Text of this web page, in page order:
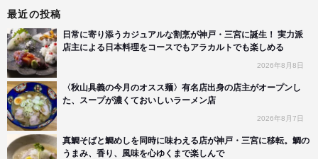
最近の投稿
日常に寄り添うカジュアルな割烹が神戸・三宮に誕生！ 実力派
店主による日本料理をコースでもアラカルトでも楽しめる
2026年8月8日
〈秋山具義の今月のオスス麺〉有名店出身の店主がオープンし
た、スープが濃くておいしいラーメン店
2026年8月7日
真鯛そばと鯛めしを同時に味わえる店が神戸・三宮に移転。鯛の
うまみ、香り、風味を心ゆくまで楽しんで